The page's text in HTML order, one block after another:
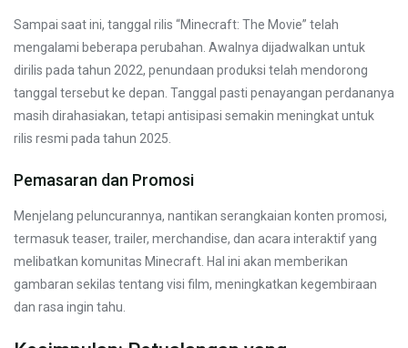
Sampai saat ini, tanggal rilis “Minecraft: The Movie” telah
mengalami beberapa perubahan. Awalnya dijadwalkan untuk
dirilis pada tahun 2022, penundaan produksi telah mendorong
tanggal tersebut ke depan. Tanggal pasti penayangan perdananya
masih dirahasiakan, tetapi antisipasi semakin meningkat untuk
rilis resmi pada tahun 2025.
Pemasaran dan Promosi
Menjelang peluncurannya, nantikan serangkaian konten promosi,
termasuk teaser, trailer, merchandise, dan acara interaktif yang
melibatkan komunitas Minecraft. Hal ini akan memberikan
gambaran sekilas tentang visi film, meningkatkan kegembiraan
dan rasa ingin tahu.